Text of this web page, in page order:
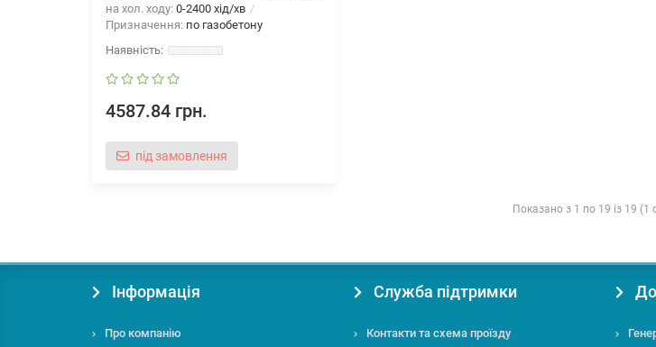
на хол. ходу: 0-2400 хід/хв
Призначення: по газобетону
4587.84 грн.
під замовлення
Показано з 1 по 19 із 19 (1
Інформація
Про компанію
Служба підтримки
Контакти та схема проїзду